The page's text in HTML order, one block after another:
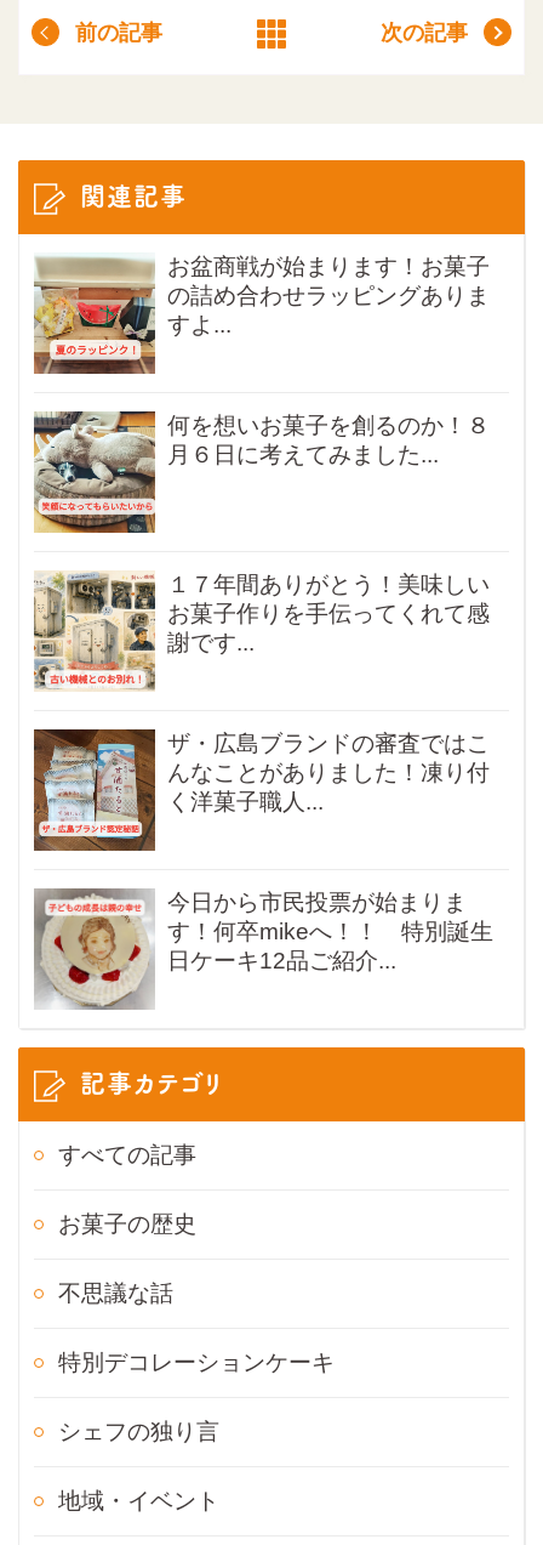
前の記事 次の記事
関連記事
お盆商戦が始まります！お菓子
の詰め合わせラッピングありま
すよ...
何を想いお菓子を創るのか！８
月６日に考えてみました...
１７年間ありがとう！美味しい
お菓子作りを手伝ってくれて感
謝です...
ザ・広島ブランドの審査ではこ
んなことがありました！凍り付
く洋菓子職人...
今日から市民投票が始まりま
す！何卒mikeへ！！ 特別誕生
日ケーキ12品ご紹介...
記事カテゴリ
すべての記事
お菓子の歴史
不思議な話
特別デコレーションケーキ
シェフの独り言
地域・イベント